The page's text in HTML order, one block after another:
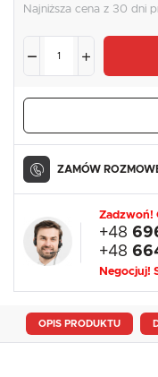
Najniższa cena z 30 dni
ZAMÓW
Zadzwoń!
+48
+48
Negocjuj!
OPIS PRODUKTU